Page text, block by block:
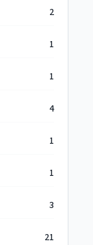
2
1
1
4
1
1
3
21